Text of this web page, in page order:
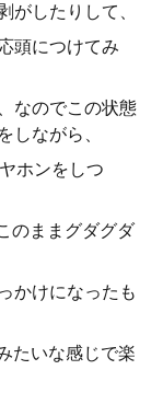
がしたりして、
頭につけてみ
なのでこの状態
しながら、
ホンをしつ
のままグダグダ
かけになったも
たいな感じで楽